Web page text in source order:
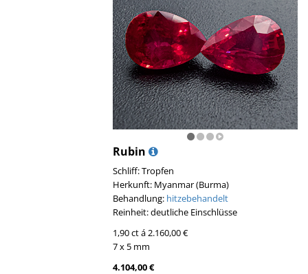
Rubin
Schliff: Tropfen
Herkunft: Myanmar (Burma)
Behandlung: hitzebehandelt
Reinheit: deutliche Einschlüsse
1,90 ct á 2.160,00 €
7 x 5 mm
4.104,00 €